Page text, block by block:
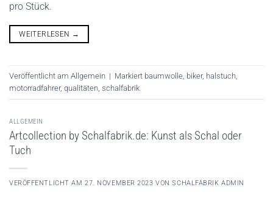
pro Stück.
WEITERLESEN →
Veröffentlicht am Allgemein | Markiert baumwolle biker, halstuch
motorradfahrer, qualitäten schalfabrik
ALLGEMEIN
Artcollection by Schalfabrik.de: Kunst als Schal oder
Tuch
VERÖFFENTLICHT AM27. NOVEMBER 2023 VONSCHALFABRIK ADMIN